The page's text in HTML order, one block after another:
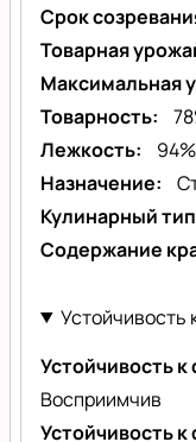
Срок
Товарная
Максимальная
Товарность
Лежкость
94%
Назначение
Кулинарный тип
Содержание
Устойчивость
Устойчивость
Восприимчив
Устойчивость